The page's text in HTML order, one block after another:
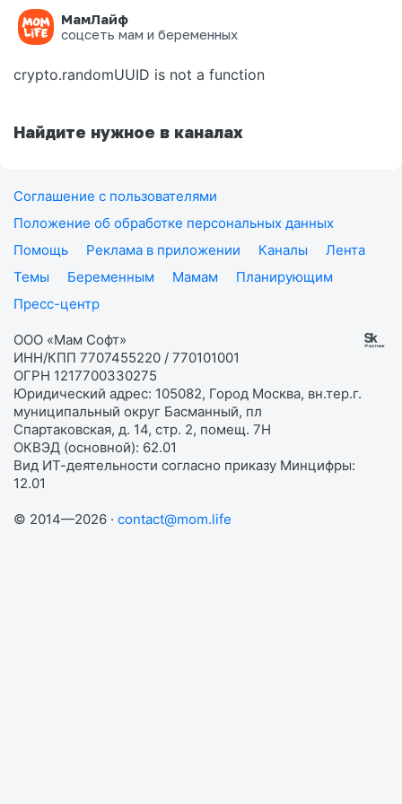
МамЛайф
соцсеть мам и беременных
Ошибка на странице
crypto.randomUUID is not a function
Найдите нужное в каналах
Соглашение с пользователями
Положение об обработке персональных данных
Помощь
Реклама в приложении Каналы
Лента
Темы
Беременным Мамам
Планирующим
Пресс-центр
ООО «Мам Софт»
ИНН/КПП 7707455220 / 770101001
ОГРН 1217700330275
Юридический адрес: 105082, Город Москва, вн.тер.г.
муниципальный округ Басманный, пл
Спартаковская, д. 14, стр. 2, помещ. 7Н
ОКВЭД (основной): 62.01
Вид ИТ-деятельности согласно приказу Минцифры:
12.01
© 2014—2026 · contact@mom.life